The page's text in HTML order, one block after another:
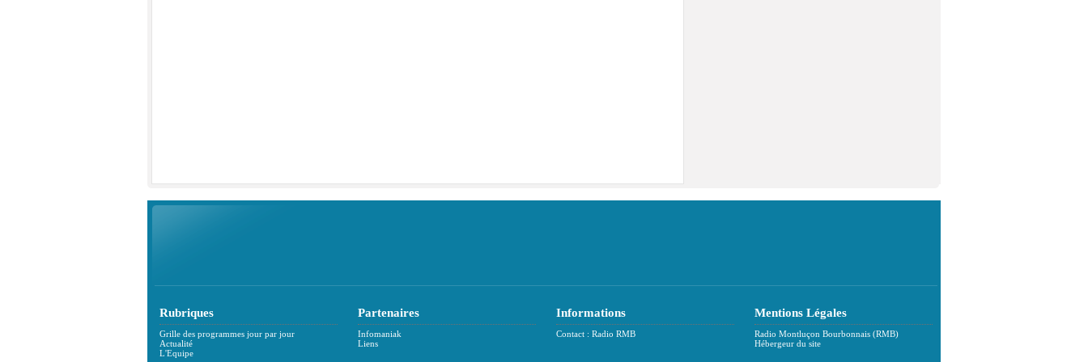
Rubriques
Grille des programmes jour par jour
Actualité
L'Equipe
Partenaires
Infomaniak
Liens
Informations
Contact : Radio RMB
Mentions Légales
Radio Montluçon Bourbonnais (RMB)
Hébergeur du site